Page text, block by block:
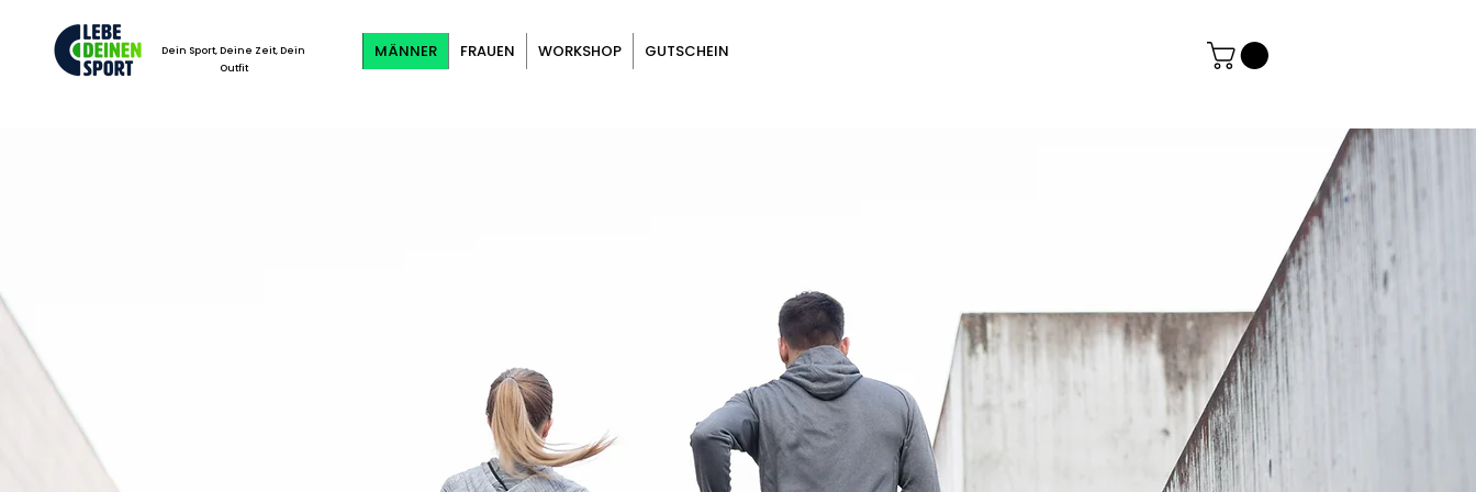
Dein Sport, Deine Zeit, Dein
Outfit
MÄNNER FRAUEN WORKSHOP GUTSCHEIN